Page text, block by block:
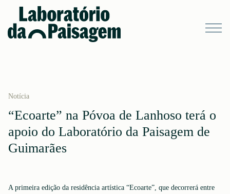
Notícia
“Ecoarte” na Póvoa de Lanhoso terá o
apoio do Laboratório da Paisagem de
Guimarães
A primeira edição da residência artística “Ecoarte”, que decorrerá entre